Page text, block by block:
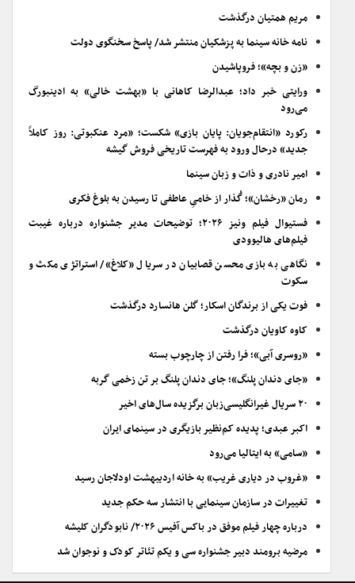
مریم همتیان درگذشت
نامه خانه سینما به پزشکیان منتشر شد/ پاسخ سخنگوی دولت
«زن و بچه»؛ فروپاشیدن
ورایتی خبر داد؛ عبدالرضا کاهانی با «بهشت خالی» به ادینبورگ
می‌رود
رکورد «انتقام‌جویان: پایان بازی» شکست؛ «مرد عنکبوتی: روز کاملاً
جدید» درحال ورود به فهرست تاریخی فروش گیشه
امیر نادری و ذات و زبان سینما
رمان «رخشان»؛ گُذار از خامیِ عاطفی تا رسیدن به بلوغ فکری
فستیوال فیلم ونیز ۲۰۲۶؛ توضیحات مدیر جشنواره درباره غیبت
فیلم‌های هالیوودی
نگاهی به بازی محسن قصابیان در سریال «کلاغ»/ استراتژی مکث و
سکوت
فوت یکی از برندگان اسکار؛ گلن هانسارد درگذشت
کاوه کاویان درگذشت
«روسری آبی»؛ فرا رفتن از چارچوب بسته
«جای دندان پلنگ»؛ جای دندان پلنگ بر تن زخمی گربه
۲۰ سریال غیرانگلیسی‌زبان برگزیده سال‌های اخیر
اکبر عبدی؛ پدیده کم‌نظیر بازیگری در سینمای ایران
«سامی» به ایتالیا می‌رود
«غروب در دیاری غریب» به خانه اردیبهشت اودلاجان رسید
تغییرات در سازمان سینمایی با انتشار سه حکم جدید
درباره چهار فیلم موفق در باکس آفیس ۲۰۲۶/ نابودگران کلیشه
مرضیه برومند دبیر جشنواره سی و یکم تئاتر کودک و نوجوان شد